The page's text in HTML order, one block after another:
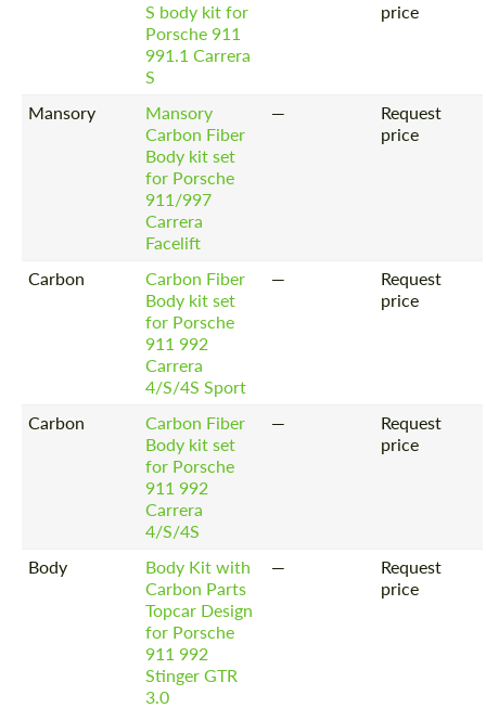
S body kit for
Porsche 911
991.1 Carrera
S
price
Mansory
Mansory
Carbon Fiber
Body kit set
for Porsche
911/997
Carrera
Facelift
—
Request
price
Carbon
Carbon Fiber
Body kit set
for Porsche
911 992
Carrera
4/S/4S Sport
—
Request
price
Carbon
Carbon Fiber
Body kit set
for Porsche
911 992
Carrera
4/S/4S
—
Request
price
Body
Body Kit with
Carbon Parts
Topcar Design
for Porsche
911 992
Stinger GTR
3.0
—
Request
price